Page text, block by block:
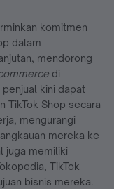
komitmen
dalam
mendorong
di
kini dapat
TikTok Shop secara
mengurangi
mereka ke
juga memiliki
TikTok
bisnis mereka.